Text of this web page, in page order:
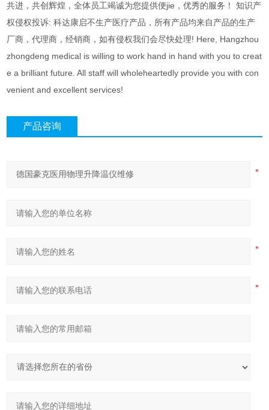
共进，共创辉煌，全体员工竭诚为您提供便jie，优秀的服务！ 知识产
权侵权投诉: 科达康启不生产医疗产品，所有产品均来自产品的生产
厂商，代理商，经销商，如有侵权我们会尽快处理! Here, Hangzhou
zhongdeng medical is willing to work hand in hand with you to creat
e a brilliant future. All staff will wholeheartedly provide you with con
venient and excellent services!
产品咨询